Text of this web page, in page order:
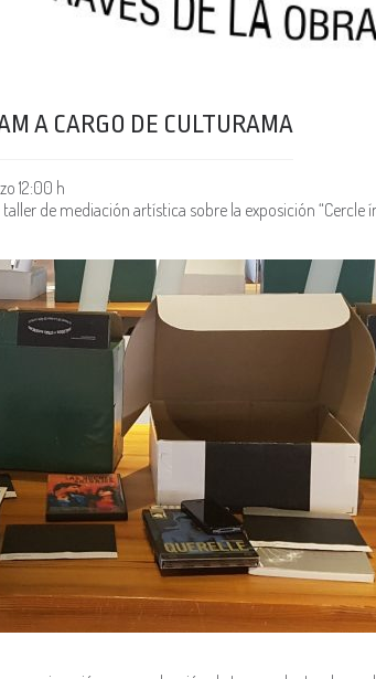
A CARGO DE CULTURAMA
12:00 h
de mediación artística sobre la exposición “Cercle